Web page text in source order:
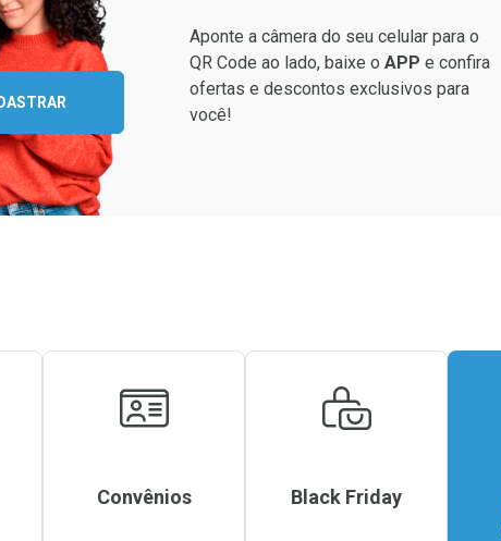
Ver Desconto Convênio
melhores ofertas:
Aponte a câmera do seu celular para o
QR Code ao lado, baixe o APP e confira
ofertas e descontos exclusivos para
você!
Convênios Black Friday